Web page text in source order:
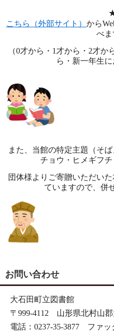
こちら（外部サイト） から
べ
（0才から・1才から・2才
ら・新一年生に
また、当館の特定主題（そ
チョウ・ヒメギフ
団体様よりご寄贈いただい
ていますので、併
お問い合わせ
大石田町立図書館
〒999-4112 山形県北村山
電話：0237-35-3877 ファッ